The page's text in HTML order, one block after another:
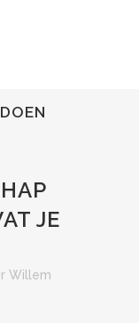
JE
Willem